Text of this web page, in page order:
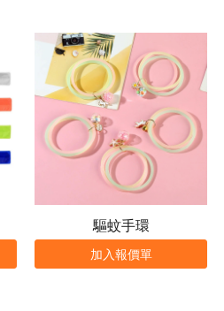
驅蚊手環
加入報價單